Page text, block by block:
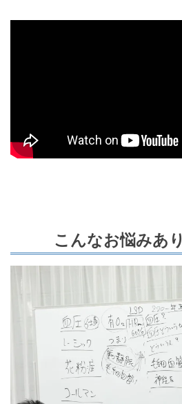
こんなお悩みあ